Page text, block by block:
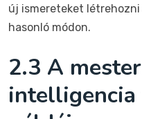
új ismereteket
hasonló módon.
2.3 A
intelligencia